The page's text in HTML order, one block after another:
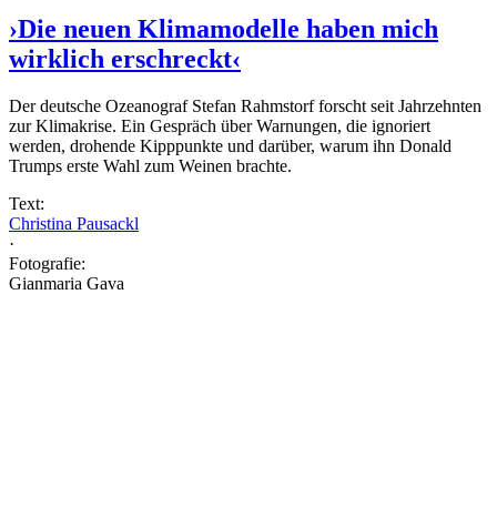
›Die neuen Klimamodelle haben mich
wirklich erschreckt‹
Der deutsche Ozeanograf Stefan Rahmstorf forscht seit Jahrzehnten
zur Klimakrise. Ein Gespräch über Warnungen, die ignoriert
werden, drohende Kipppunkte und darüber, warum ihn Donald
Trumps erste Wahl zum Weinen brachte.
Text:
Christina Pausackl
·
Fotografie:
Gianmaria Gava